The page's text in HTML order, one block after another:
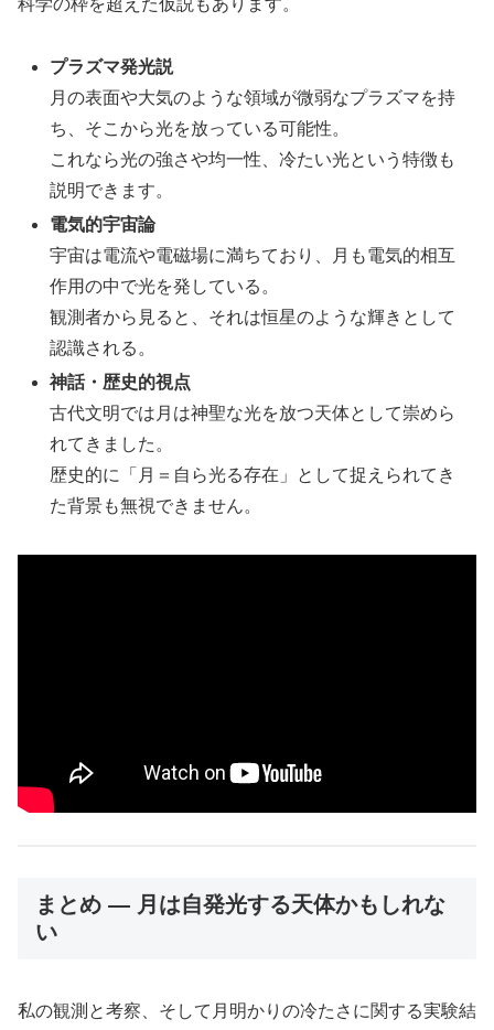
プラズマ発光説
月の表面や大気のような領域が微弱なプラズマを持
ち、そこから光を放っている可能性。
これなら光の強さや均一性、冷たい光という特徴も
説明できます。
電気的宇宙論
宇宙は電流や電磁場に満ちており、月も電気的相互
作用の中で光を発している。
観測者から見ると、それは恒星のような輝きとして
認識される。
神話・歴史的視点
古代文明では月は神聖な光を放つ天体として崇めら
れてきました。
歴史的に「月＝自ら光る存在」として捉えられてき
た背景も無視できません。
まとめ ― 月は自発光する天体かもしれな
い
私の観測と考察、そして月明かりの冷たさに関する実験結